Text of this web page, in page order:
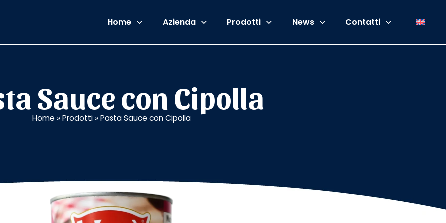
Home Azienda Prodotti News Contatti
Sauce con Cipolla
Home »Prodotti »Pasta Sauce con Cipolla